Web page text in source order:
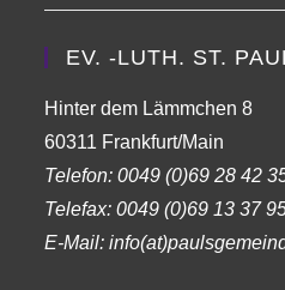
EV. -LUTH. ST.
Hinter dem Lämmchen 8
60311 Frankfurt/Main
Telefon:0049 (0)69 28 42
Telefax:0049 (0)69 13 37
E-Mail: